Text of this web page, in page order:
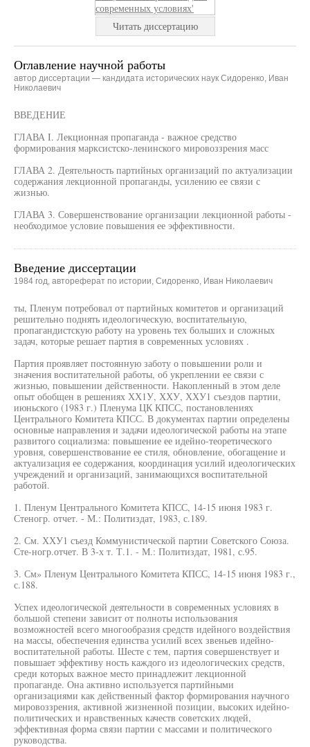
Читать диссертацию
Оглавление научной работы
автор диссертации — кандидата исторических наук Сидоренко, Иван
Николаевич
ВВЕДЕНИЕ
ГЛАВА I. Лекционная пропаганда - важное средство
формирования марксистско-ленинского мировоззрения масс
ГЛАВА 2. Деятельность партийных организаций по актуализации
содержания лекционной пропаганды, усилению ее связи с
жизнью.
ГЛАВА 3. Совершенствование организации лекционной работы -
необходимое условие повышения ее эффективности.
Введение диссертации
1984 год, автореферат по истории, Сидоренко, Иван Николаевич
ты, Пленум потребовал от партийных комитетов и организаций
решительно поднять идеологическую, воспитательную,
пропагандистскую работу на уровень тех больших и сложных
задач, которые решает партия в современных условиях .
Партия проявляет постоянную заботу о повышении роли и
значения воспитательной работы, об укреплении ее связи с
жизнью, повышении действенности. Накопленный в этом деле
опыт обобщен в решениях ХХ1У, ХХУ, ХХУ1 съездов партии,
июньского (1983 г.) Пленума ЦК КПСС, постановлениях
Центрального Комитета КПСС. В документах партии определены
основные направления и задачи идеологической работы на этапе
развитого социализма: повышение ее идейно-теоретического
уровня, совершенствование ее стиля, обновление, обогащение и
актуализация ее содержания, координация усилий идеологических
учреждений и организаций, занимающихся воспитательной
работой.
1. Пленум Центрального Комитета КПСС, 14-15 июня 1983 г.
Стеногр. отчет. - М.: Политиздат, 1983, с.189.
2. См. ХХУ1 съезд Коммунистической партии Советского Союза.
Сте-ногр.отчет. В 3-х т. Т.1. - М.: Политиздат, 1981, с.95.
3. См» Пленум Центрального Комитета КПСС, 14-15 июня 1983 г.,
с.188.
Успех идеологической деятельности в современных условиях в
большой степени зависит от полноты использования
возможностей всего многообразия средств идейного воздействия
на массы, обеспечения единства усилий всех звеньев идейно-
воспитательной работы. Шесте с тем, партия совершенствует и
повышает эффективу ность каждого из идеологических средств,
среди которых важное место принадлежит лекционной
пропаганде. Она активно используется партийными
организациями как действенный фактор формирования научного
мировоззрения, активной жизненной позиции, высоких идейно-
политических и нравственных качеств советских людей,
эффективная форма связи партии с массами и политического
руководства.